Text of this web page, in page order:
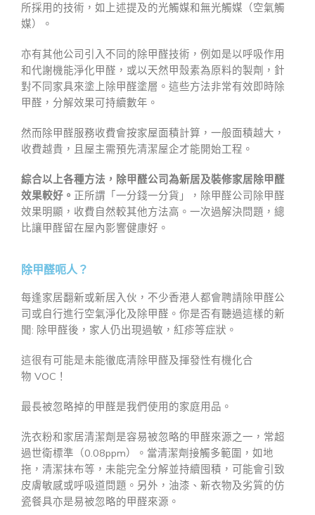
所採用的技術，如上述提及的光觸媒和無光觸媒（空氣觸
媒）。
亦有其他公司引入不同的除甲醛技術，例如是以呼吸作用
和代謝機能淨化甲醛，或以天然甲殼素為原料的製劑，針
對不同家具來塗上除甲醛塗層。這些方法非常有效即時除
甲醛，分解效果可持續數年。
然而除甲醛服務收費會按家屋面積計算，一般面積越大，
收費越貴，且屋主需預先清潔屋企才能開始工程。
綜合以上各種方法，除甲醛公司為新居及裝修家居除甲醛
效果較好。 正所謂「一分錢一分貨」，除甲醛公司除甲醛
效果明顯，收費自然較其他方法高。一次過解決問題，總
比讓甲醛留在屋內影響健康好。
除甲醛呃人？
每逢家居翻新或新居入伙，不少香港人都會聘請除甲醛公
司或自行進行空氣淨化及除甲醛。你是否有聽過這樣的新
聞: 除甲醛後，家人仍出現過敏，紅疹等症狀。
這很有可能是未能徹底清除甲醛及揮發性有機化合
物 VOC！
最長被忽略掉的甲醛是我們使用的家庭用品。
洗衣粉和家居清潔劑是容易被忽略的甲醛來源之一，常超
過世衛標準（0.08ppm）。當清潔劑接觸多範圍，如地
拖，清潔抹布等，未能完全分解並持續囤積，可能會引致
皮膚敏感或呼吸道問題。另外，油漆、新衣物及劣質的仿
瓷餐具亦是易被忽略的甲醛來源。